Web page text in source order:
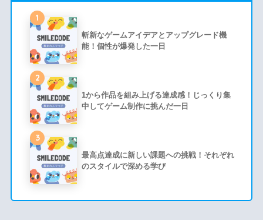
1
斬新なゲームアイデアとアップグレード機
能！個性が爆発した一日
2
1から作品を組み上げる達成感！じっくり集
中してゲーム制作に挑んだ一日
3
最高点達成に新しい課題への挑戦！それぞれ
のスタイルで深める学び